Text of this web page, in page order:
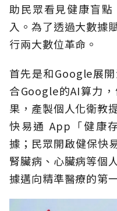
助民眾看見健康盲
入。為了透過大數據
行兩大數位革命。
首先是和Google展
合Google的AI算力
果，產製個人化衛教
快易通 App「健康
據；民眾開啟健保快
腎臟病、心臟病等個
據邁向精準醫療的第